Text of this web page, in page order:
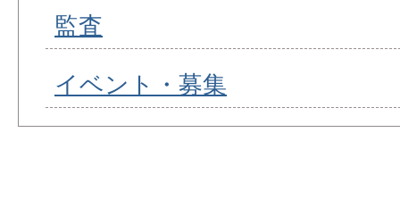
監査
イベント・募集